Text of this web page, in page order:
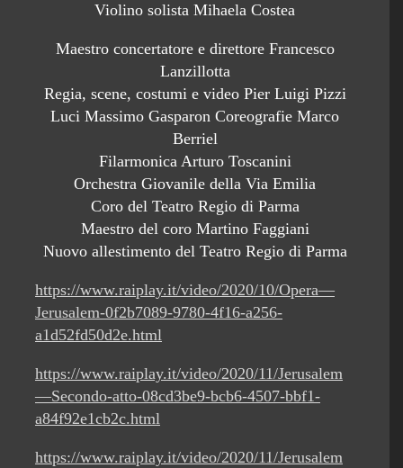
Violino solista Mihaela Costea
Maestro concertatore e direttore Francesco
Lanzillotta
Regia, scene, costumi e video Pier Luigi Pizzi
Luci Massimo Gasparon Coreografie Marco
Berriel
Filarmonica Arturo Toscanini
Orchestra Giovanile della Via Emilia
Coro del Teatro Regio di Parma
Maestro del coro Martino Faggiani
Nuovo allestimento del Teatro Regio di Parma
https://www.raiplay.it/video/2020/10/Opera—
Jerusalem-0f2b7089-9780-4f16-a256-
a1d52fd50d2e.html
https://www.raiplay.it/video/2020/11/Jerusalem
—Secondo-atto-08cd3be9-bcb6-4507-bbf1-
a84f92e1cb2c.html
https://www.raiplay.it/video/2020/11/Jerusalem